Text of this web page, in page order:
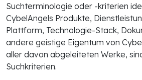
Suchterminologie oder -kriterien
CybelAngels Produkte,
Plattform, Technologie-Stack,
andere geistige Eigentum von
aller davon abgeleiteten Werke,
Suchkriterien.